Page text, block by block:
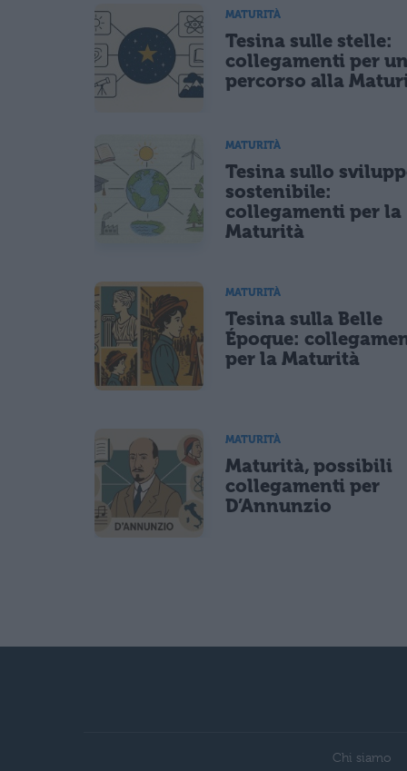
Ho letto e acconsento l'informativa
Acconsento all'uso dei miei dati da parte di terzi per
CONFERMA E PUBBLICA
MATURITÀ
Tesina sulle stelle:
collegamenti per un
percorso alla
MATURITÀ
Tesina sullo
sostenibile:
collegamenti per la
Maturità
MATURITÀ
Tesina sulla Belle
Époque:
per la Maturità
MATURITÀ
Maturità, possibili
collegamenti per
D’Annunzio
Chi siamo